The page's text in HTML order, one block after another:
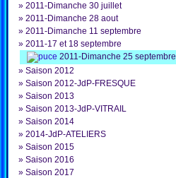
» 2011-Dimanche 30 juillet
» 2011-Dimanche 28 aout
» 2011-Dimanche 11 septembre
» 2011-17 et 18 septembre
2011-Dimanche 25 septembre
» Saison 2012
» Saison 2012-JdP-FRESQUE
» Saison 2013
» Saison 2013-JdP-VITRAIL
» Saison 2014
» 2014-JdP-ATELIERS
» Saison 2015
» Saison 2016
» Saison 2017